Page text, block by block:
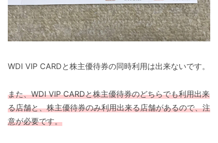
WDI VIP CARDと株主優待券の同時利用は出来ないです。
また、WDI VIP CARDと株主優待券のどちらでも利用出来
る店舗と、株主優待券のみ利用出来る店舗があるので、注
意が必要です。